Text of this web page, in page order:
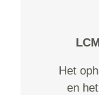
Het
en